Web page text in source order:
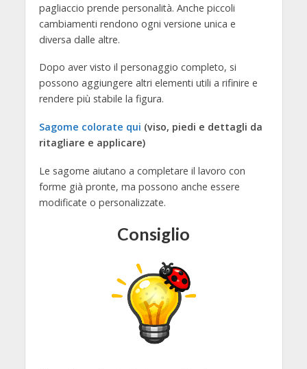
pagliaccio prende personalità. Anche piccoli
cambiamenti rendono ogni versione unica e
diversa dalle altre.
Dopo aver visto il personaggio completo, si
possono aggiungere altri elementi utili a rifinire e
rendere più stabile la figura.
Sagome colorate qui (viso, piedi e dettagli da
ritagliare e applicare)
Le sagome aiutano a completare il lavoro con
forme già pronte, ma possono anche essere
modificate o personalizzate.
Consiglio